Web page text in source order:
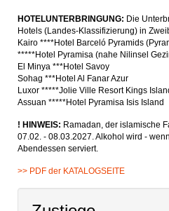
HOTELUNTERBRINGUNG: Die
Hotels (Landes-Klassifizierung) in
Kairo ****Hotel Barceló Pyramids
*****Hotel Pyramisa (nahe Nilinsel
El Minya ***Hotel Savoy
Sohag ***Hotel Al Fanar Azur
Luxor *****Jolie Ville Resort Kings
Assuan *****Hotel Pyramisa Isis Island
! HINWEIS: Ramadan, der islamische
07.02. - 08.03.2027. Alkohol wird -
Abendessen serviert.
>> PDF der KATALOGSEITE